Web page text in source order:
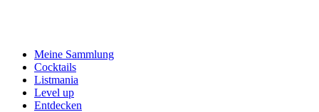
Meine Sammlung
Cocktails
Listmania
Level up
Entdecken